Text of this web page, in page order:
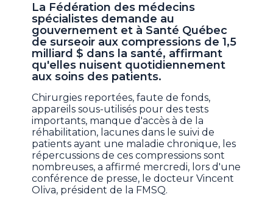
La Fédération des médecins
spécialistes demande au
gouvernement et à Santé Québec
de surseoir aux compressions de 1,5
milliard $ dans la santé, affirmant
qu'elles nuisent quotidiennement
aux soins des patients.
Chirurgies reportées, faute de fonds,
appareils sous-utilisés pour des tests
importants, manque d'accès à de la
réhabilitation, lacunes dans le suivi de
patients ayant une maladie chronique, les
répercussions de ces compressions sont
nombreuses, a affirmé mercredi, lors d'une
conférence de presse, le docteur Vincent
Oliva, président de la FMSQ.